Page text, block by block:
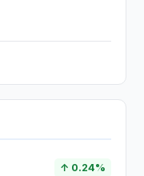
↑ 0.24%